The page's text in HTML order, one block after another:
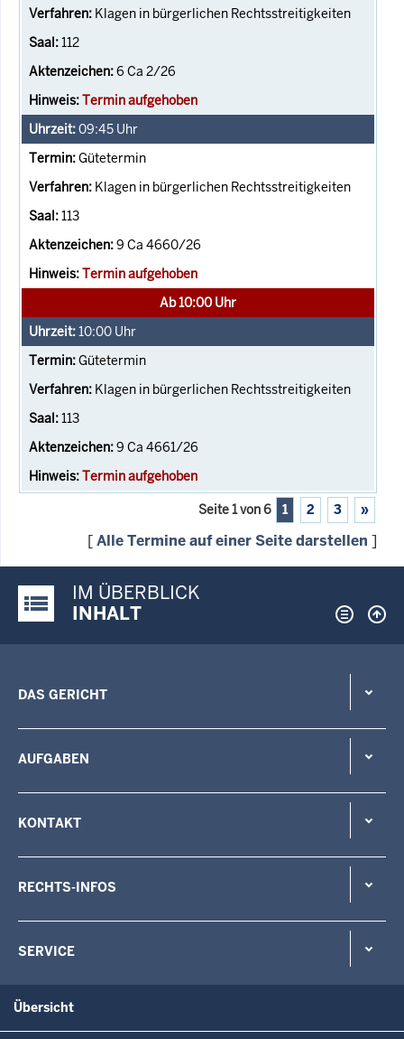
Klagen in bürgerlichen Rechtsstreitigkeiten
112
6 Ca 2/26
Termin aufgehoben
09:45 Uhr
Gütetermin
Klagen in bürgerlichen Rechtsstreitigkeiten
113
9 Ca 4660/26
Termin aufgehoben
Ab 10:00 Uhr
10:00 Uhr
Gütetermin
Klagen in bürgerlichen Rechtsstreitigkeiten
113
9 Ca 4661/26
Termin aufgehoben
Seite 1 von 6 1 2 3 »
[Alle Termine auf einer Seite darstellen ]
Justiz-Portal im Überblick:
IM ÜBERBLICK
INHALT
DAS GERICHT
AUFGABEN
KONTAKT
RECHTS-INFOS
SERVICE
Übersicht